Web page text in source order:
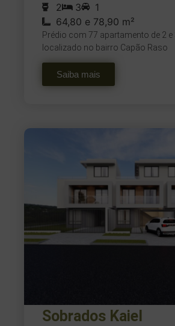
2 3
1
64,80 e 78,90 m²
Prédio com 77 apartamento de 2
localizado no bairro Capão Raso
Saiba mais
Sobrados Kaiel